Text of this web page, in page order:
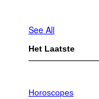
See All
Het Laatste
L
Horoscopes